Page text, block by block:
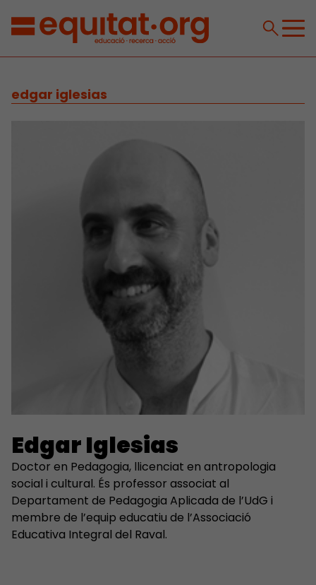
edgar iglesias
Edgar Iglesias
Doctor en Pedagogia, llicenciat en antropologia
social i cultural. És professor associat al
Departament de Pedagogia Aplicada de l’UdG i
membre de l’equip educatiu de l’Associació
Educativa Integral del Raval.